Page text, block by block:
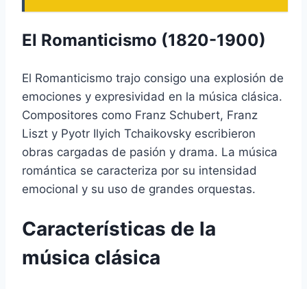
El Romanticismo (1820-1900)
El Romanticismo trajo consigo una explosión de
emociones y expresividad en la música clásica.
Compositores como Franz Schubert, Franz
Liszt y Pyotr Ilyich Tchaikovsky escribieron
obras cargadas de pasión y drama. La música
romántica se caracteriza por su intensidad
emocional y su uso de grandes orquestas.
Características de la
música clásica